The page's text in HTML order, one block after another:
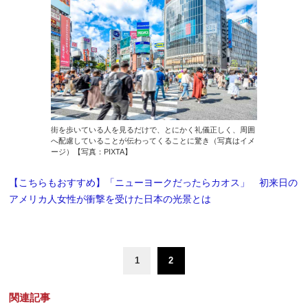
街を歩いている人を見るだけで、とにかく礼儀正しく、周囲
へ配慮していることが伝わってくることに驚き（写真はイメ
ージ）【写真：PIXTA】
【こちらもおすすめ】「ニューヨークだったらカオス」 初来日の
アメリカ人女性が衝撃を受けた日本の光景とは
1 2
関連記事